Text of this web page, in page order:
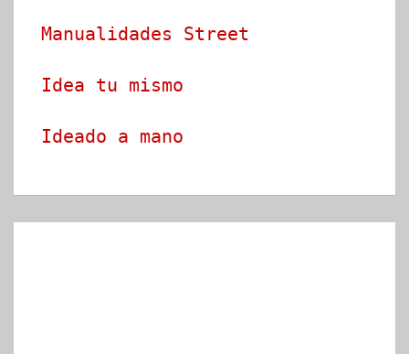
Manualidades Street
Idea tu mismo
Ideado a mano